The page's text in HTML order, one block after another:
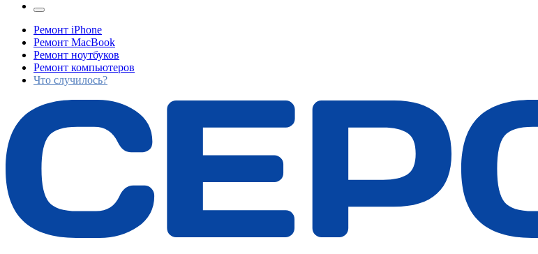
Ремонт iPhone
Ремонт MacBook
Ремонт ноутбуков
Ремонт компьютеров
Что случилось?